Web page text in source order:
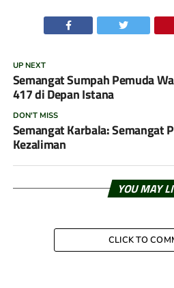
UP NEXT
Semangat Sumpah Pemuda
417 di Depan Istana
DON'T MISS
Semangat Karbala: Semangat
Kezaliman
YOU MAY
CLICK TO